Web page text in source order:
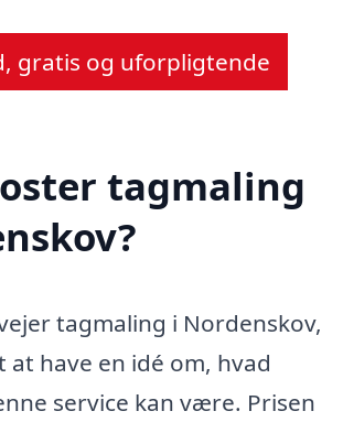
gratis og uforpligtende
tagmaling
tagmaling i Nordenskov,
have en idé om, hvad
service kan være. Prisen